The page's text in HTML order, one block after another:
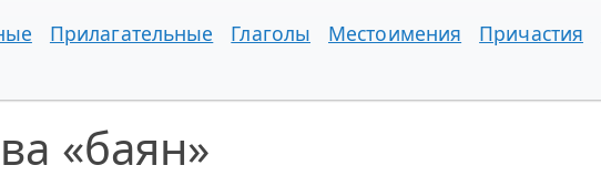
Прилагательные Глаголы Местоимения Причастия
«баян»